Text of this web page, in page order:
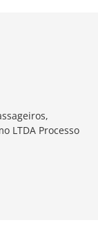
LTDA Processo